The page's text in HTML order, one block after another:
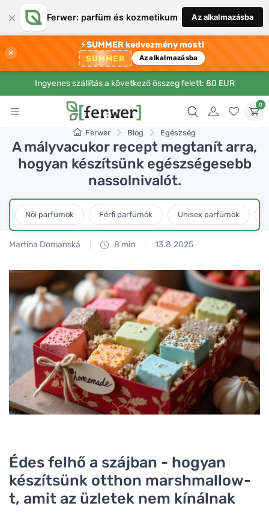
× Ferwer: parfüm és kozmetikum Az alkalmazásba
×
⚡SUMMER kedvezmény most!
SUMMER Az alkalmazásba
Ingyenes szállítás a következő összeg felett: 80 EUR
0
Ferwer Blog Egészség
A mályvacukor recept megtanít arra,
hogyan készítsünk egészségesebb
nassolnivalót.
Női parfümök Férfi parfümök Unisex parfümök
Martina Domanská 8 min 13.8.2025
Édes felhő a szájban - hogyan
készítsünk otthon marshmallow-
t, amit az üzletek nem kínálnak